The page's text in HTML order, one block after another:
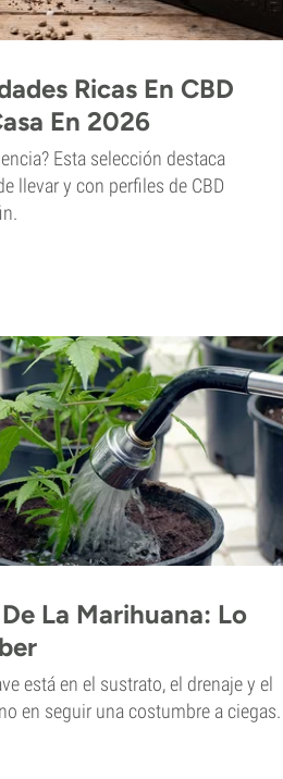
Ricas En CBD
En 2026
Esta selección destaca
llevar y con perfiles de CBD
La Marihuana: Lo
está en el sustrato, el drenaje y el
en seguir una costumbre a ciegas.